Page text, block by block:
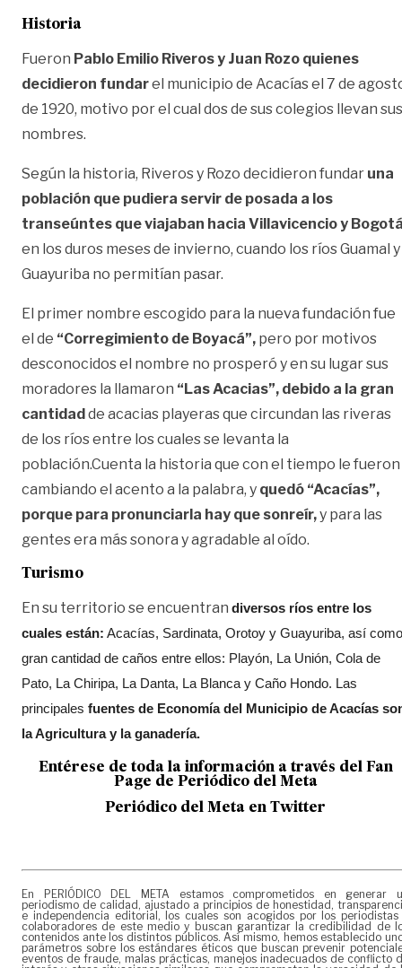
Historia
Fueron Pablo Emilio Riveros y Juan Rozo quienes
decidieron fundarel municipio de Acacías el 7 de
de 1920, motivo por el cual dos de sus colegios llevan sus
nombres.
Según la historia, Riveros y Rozo decidieron fundar una
población que pudiera servir de posada a los
transeúntes que viajaban hacia Villavicencio y
en los duros meses de invierno, cuando los ríos Guamal y
Guayuriba no permitían pasar.
El primer nombre escogido para la nueva fundación fue
el de “Corregimiento de Boyacá”, pero por motivos
desconocidos el nombre no prosperó y en su lugar sus
moradores la llamaron “Las Acacias”, debido a la gran
cantidadde acacias playeras que circundan las riveras
de los ríos entre los cuales se levanta la
población.Cuenta la historia que con el tiempo le fueron
cambiando el acento a la palabra, y quedó “Acacías”,
porque para pronunciarla hay que sonreír,y para las
gentes era más sonora y agradable al oído.
Turismo
En su territorio se encuentran diversos ríos entre los
cuales están: Acacías, Sardinata, Orotoy y Guayuriba, así como
gran cantidad de caños entre ellos: Playón, La Unión, Cola de
Pato, La Chiripa, La Danta, La Blanca y Caño Hondo. Las
principales fuentes de Economía del Municipio de Acacías
la Agricultura y la ganadería.
Entérese de toda la información a través del Fan
Page de Periódico del Meta
Periódico del Meta en Twitter
En PERIÓDICO DEL META estamos comprometidos en generar
periodismo de calidad, ajustado a principios de honestidad,
e independencia editorial, los cuales son acogidos por los periodistas
colaboradores de este medio y buscan garantizar la credibilidad de
contenidos ante los distintos públicos. Así mismo, hemos establecido
parámetros sobre los estándares éticos que buscan prevenir
eventos de fraude, malas prácticas, manejos inadecuados de conflicto